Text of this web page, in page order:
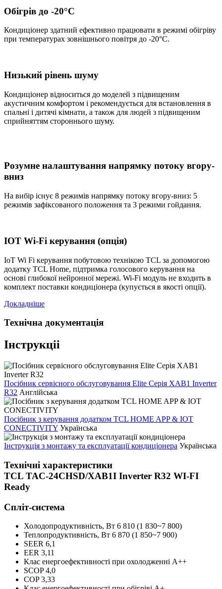
Обігрів до -20°С
Кондиціонер здатний ефективно працювати в режимі обігріву
при температурах зовнішнього повітря до -20°С.
Низький рівень шуму
Кондиціонер відноситься до моделей з підвищеним
акустичним комфортом і рекомендується для встановлення в
спальні і дитячі кімнати, а також для людей з підвищеним
сприйняттям стороннього шуму.
Розумне налаштування напрямку потоку вгору-
вниз
На вибір існує 8 режимів напрямку потоку вгору-вниз: 5
режимів зафіксованого положення та 3 режими гойдання.
IOT Wi-Fi керування (опція)
IoT Wi Fi керування побутовою технікою TCL за допомогою
додатку TCL Home, підтримка голосового керування на
основі глибокої нейронної мережі. Wi-Fi модуль не входить в
комплект поставки кондиціонера (купується в якості опції).
Докладніше
Технічна документація
Інструкціі
Посібник сервісного обслуговування Elite Серія XAB1 Inverter
R32 Англійська
Посібник з керування додатком TCL HOME APP & IOT
CONECTIVITY Українська
Інструкція з монтажу та експлуатації кондиціонера Українська
Технічні характеристики
TCL TAC-24CHSD/XAB1I Inverter R32 WI-FI
Ready
Спліт-система
Холодопродуктивність, Bт 6 810 (1 830~7 800)
Теплопродуктивність, Bт 6 870 (1 850~7 900)
SEER 6,1
EER 3,11
Клас енергоефективності при охолодженні А++
SCOP4,0
COP3,33